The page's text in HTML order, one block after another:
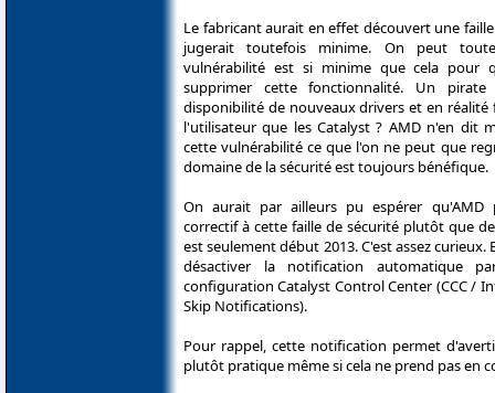
Le fabricant aurait en effet découvert une
jugerait toutefois minime. On peut
vulnérabilité est si minime que cela pour
supprimer cette fonctionnalité. Un
disponibilité de nouveaux drivers et en réalité
l'utilisateur que les Catalyst ? AMD n'en dit
cette vulnérabilité ce que l'on ne peut que
domaine de la sécurité est toujours bénéfique.
On aurait par ailleurs pu espérer qu'AMD
correctif à cette faille de sécurité plutôt que
est seulement début 2013. C'est assez
désactiver la notification automatique
configuration Catalyst Control Center (CCC /
Skip Notifications).
Pour rappel, cette notification permet
plutôt pratique même si cela ne prend pas en